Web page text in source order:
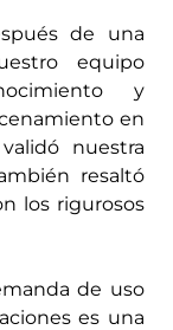
de una
equipo
y
en
nuestra
resaltó
los rigurosos
de uso
es una